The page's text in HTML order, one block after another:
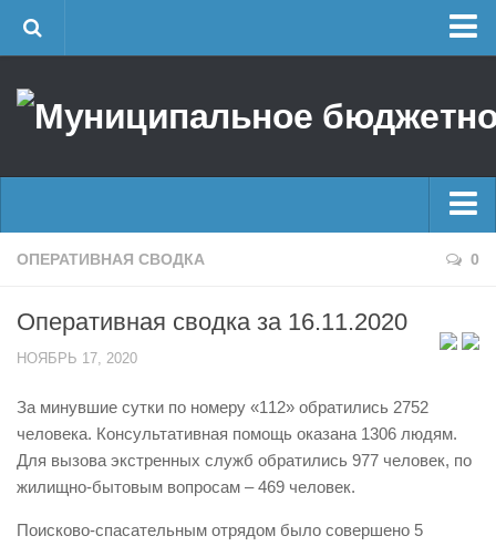
Об учреждении
Районные УГЗ
Поисково-спасательный отряд г. Уфы
Центр размещения пострадавших
Отчеты о реализации муниципальных программ
Документы
История
Виды деятельности
Главные новости
Оперативная сводка
Половодье
ОПЕРАТИВНАЯ СВОДКА 0
Оперативная сводка за 16.11.2020
НОЯБРЬ 17, 2020
За минувшие сутки по номеру «112» обратились 2752
человека. Консультативная помощь оказана 1306 людям.
Для вызова экстренных служб обратились 977 человек, по
жилищно-бытовым вопросам – 469 человек.
Поисково-спасательным отрядом было совершено 5